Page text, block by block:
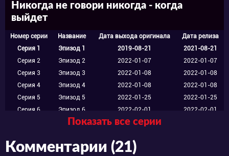
Никогда не говори никогда - когда
выйдет
Номер серии Название Дата выхода оригинала
Дата релиза
Серия 1
Эпизод 1 2019-08-21
2021-08-21
Серия 2
Эпизод 2 2022-01-07
2022-01-07
Серия 3
Эпизод 3 2022-01-08
2022-01-08
Серия 4
Эпизод 4 2022-01-08
2022-01-08
Серия 5
Эпизод 5 2022-01-25
2022-01-25
Серия 6
Эпизод 6 2022-02-01
2022-02-01
Эпизод 7 2022-02-08
Серия 9
Эпизод 9 2022-02-22
Показать все серии
Комментарии (21)